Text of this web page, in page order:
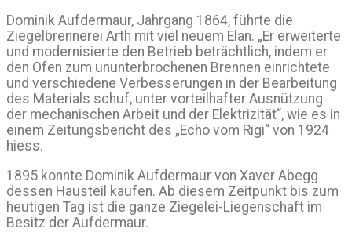
Dominik Aufdermaur, Jahrgang 1864, führte die
Ziegelbrennerei Arth mit viel neuem Elan. „Er erweiterte
und modernisierte den Betrieb beträchtlich, indem er
den Ofen zum ununterbrochenen Brennen einrichtete
und verschiedene Verbesserungen in der Bearbeitung
des Materials schuf, unter vorteilhafter Ausnützung
der mechanischen Arbeit und der Elektrizität“, wie es in
einem Zeitungsbericht des „Echo vom Rigi“ von 1924
hiess.
1895 konnte Dominik Aufdermaur von Xaver Abegg
dessen Hausteil kaufen. Ab diesem Zeitpunkt bis zum
heutigen Tag ist die ganze Ziegelei-Liegenschaft im
Besitz der Aufdermaur.